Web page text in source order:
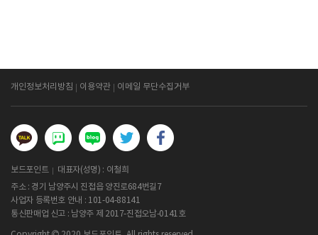
개인정보처리방침 이용약관 이메일 무단수집거부
보드포인트
대표자(성명) : 이철희
주소 : 경기 남양주시 진접읍 양진로684번길7
사업자 등록번호 안내 : 101-04-88141
통신판매업 신고 : 남양주 제 2017-진접오남-0141호